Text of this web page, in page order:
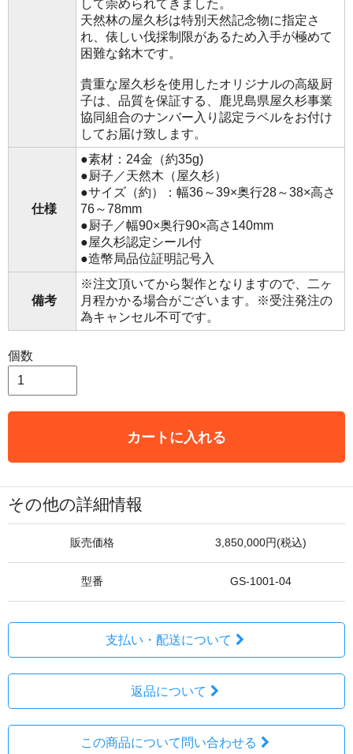
して崇められてきました。
天然林の屋久杉は特別天然記念物に指定さ
れ、俵しい伐採制限があるため入手が極めて
困難な銘木です。
貴重な屋久杉を使用したオリジナルの高級厨
子は、品質を保証する、鹿児島県屋久杉事業
協同組合のナンバー入り認定ラベルをお付け
してお届け致します。
仕様
●素材：24金（約35g)
●厨子／天然木（屋久杉）
●サイズ（約）：幅36～39×奥行28～38×高さ
76～78mm
●厨子／幅90×奥行90×高さ140mm
●屋久杉認定シール付
●造幣局品位証明記号入
備考
※注文頂いてから製作となりますので、二ヶ
月程かかる場合がございます。※受注発注の
為キャンセル不可です。
個数
カートに入れる
その他の詳細情報
販売価格 3,850,000円(税込)
型番 GS-1001-04
支払い・配送について
返品について
この商品について問い合わせる